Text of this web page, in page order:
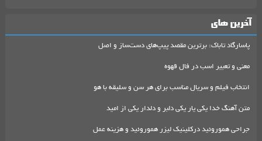
آخرین های
پاسارگاد تاباک: برترین مقصد پیپ‌های دست‌ساز و اصل
معنی و تعبیر اسب در فال قهوه
انتخاب فیلم و سریال مناسب برای هر سن و سلیقه با هو
متن آهنگ خدا یکی یار یکی دلبر و دلدار یکی از امید
جراحی هموروئید درکلینیک لیزر هموروئید و هزینه عمل